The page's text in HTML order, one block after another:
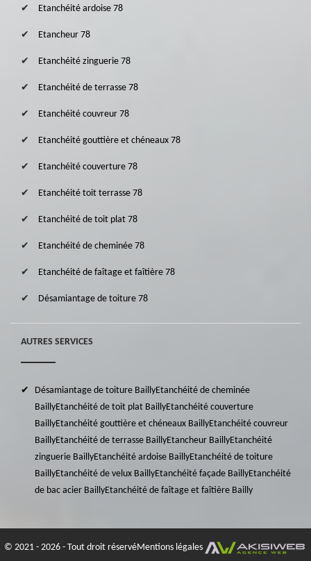
Etanchéité ardoise 78
Etancheur 78
Etanchéité zinguerie 78
Etanchéité de terrasse 78
Etanchéité couvreur 78
Etanchéité gouttière et chéneaux 78
Etanchéité couverture 78
Etanchéité toit terrasse 78
Etanchéité de toit plat 78
Etanchéité de cheminée 78
Etanchéité de faîtage et faîtière 78
Désamiantage de toiture 78
AUTRES SERVICES
Désamiantage de toiture BaillyEtanchéité de cheminée
BaillyEtanchéité de toit plat BaillyEtanchéité couverture
BaillyEtanchéité gouttière et chéneaux BaillyEtanchéité couvreur
BaillyEtanchéité de terrasse BaillyEtancheur BaillyEtanchéité
zinguerie BaillyEtanchéité ardoise BaillyEtanchéité de toiture
BaillyEtanchéité de velux BaillyEtanchéité façade BaillyEtanchéité
de bac acier BaillyEtanchéité de faîtage et faîtière Bailly
© 2021 - 2026 - Tout droit réservéMentions légales